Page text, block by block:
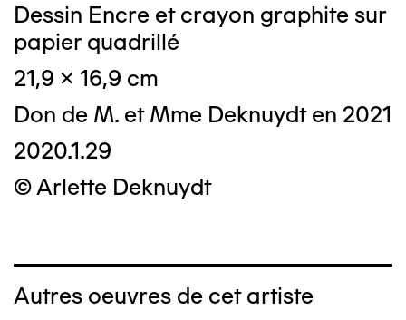
Dessin Encre et crayon graphite sur
papier quadrillé
21,9 x 16,9 cm
Don de M. et Mme Deknuydt en 2021
2020.1.29
© Arlette Deknuydt
Autres oeuvres de cet artiste